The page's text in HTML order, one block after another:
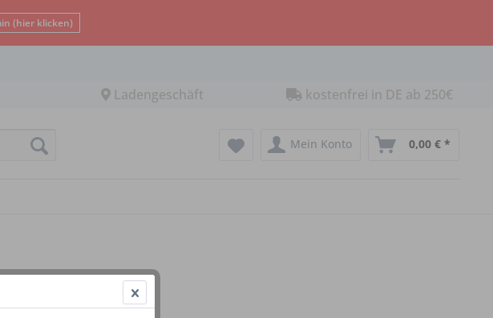
(hier klicken)
Ladengeschäft kostenfrei in DE ab 250€
Mein Konto 0,00 € *